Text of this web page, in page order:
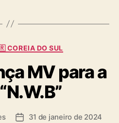
C
t
e
g
o
COREIA DO SUL
MV para a
D 31 de janeiro de 2024